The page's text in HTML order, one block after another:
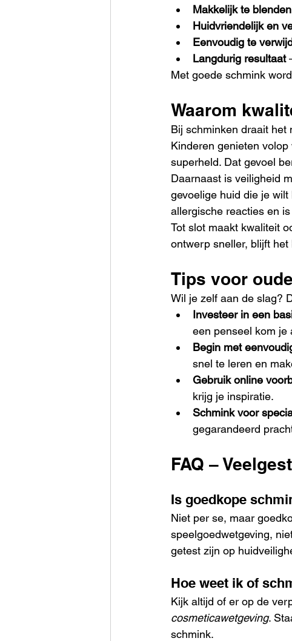
Makkelijk te blenden
Huidvriendelijk en
Eenvoudig te
Langdurig resultaat
Met goede schmink
Waarom
Bij schminken draait het
Kinderen genieten
superheld. Dat gevoel
Daarnaast is veiligheid
gevoelige huid die je
allergische reacties en
Tot slot maakt kwaliteit
ontwerp sneller, blijft het
Tips voor
Wil je zelf aan de slag?
Investeer in een
een penseel kom je
Begin met
snel te leren en
Gebruik online
krijg je inspiratie.
Schmink voor
gegarandeerd
FAQ –
Is goedkope
Niet per se, maar
speelgoedwetgeving,
getest zijn op
Hoe weet ik of
Kijk altijd of er op de
cosmeticawetgeving.
schmink.